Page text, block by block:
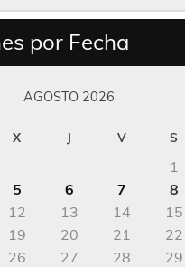
por Fecha
AGOSTO 2026
X J V S
1
5 6 7 8
12 13 14 15
19 20 21 22
26 27 28 29